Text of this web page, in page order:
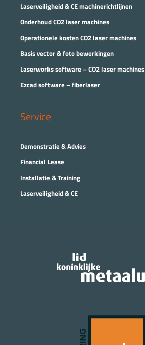
Laserveiligheid & CE machinerichtlijnen
Onderhoud CO2 laser machines
Operationele kosten CO2 laser machines
Basis vector & foto bewerkingen
Laserworks software – CO2 laser machines
Ezcad software – fiberlaser
Service
Demonstratie & Advies
Financial Lease
Installatie & Training
Laserveiligheid & CE